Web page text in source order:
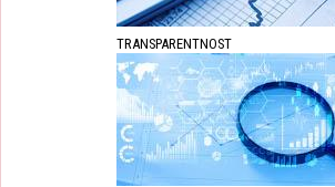
TRANSPARENTNOST